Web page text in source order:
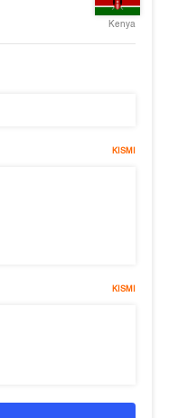
Kenya
KISMI
KISMI